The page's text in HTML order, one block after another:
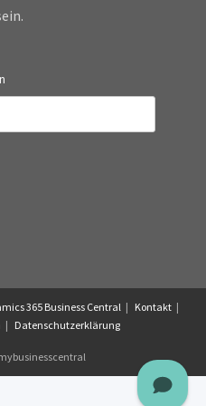
365 Business Central
Kontakt
Datenschutzerklärung